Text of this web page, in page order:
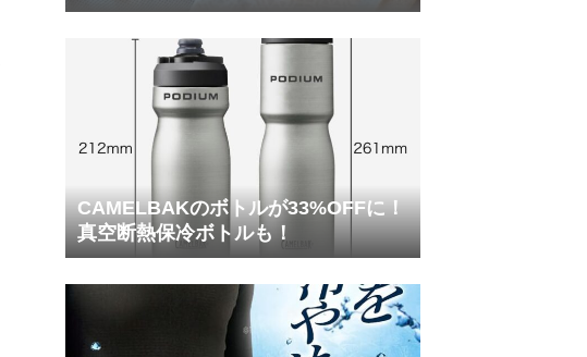
体温計COREで測ってみた
CAMELBAKのボトルが33%OFFに！
真空断熱保冷ボトルも！